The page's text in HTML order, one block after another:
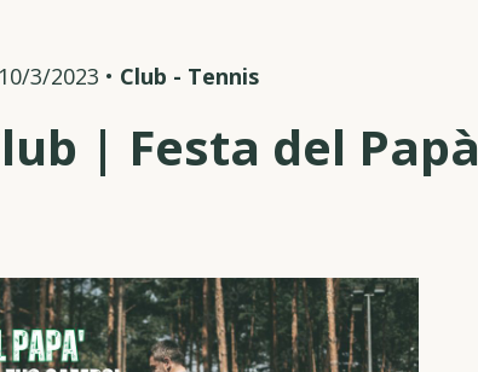
10/3/2023 • Club - Tennis
| Festa del Papà